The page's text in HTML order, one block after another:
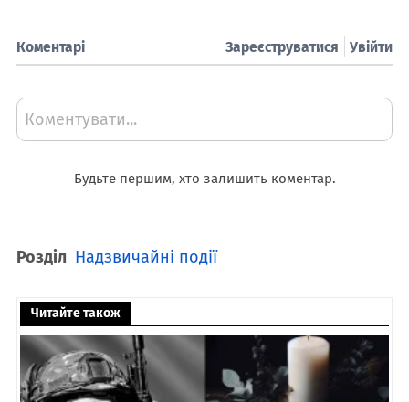
Коментарі Увійти
Зареєструватися
Коментувати...
Будьте першим, хто залишить коментар.
Розділ Надзвичайні події
Читайте також